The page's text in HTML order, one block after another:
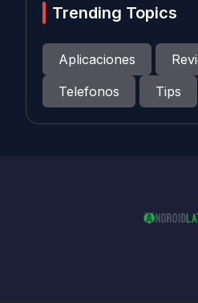
Trending Topics
Aplicaciones
Telefonos
Tips